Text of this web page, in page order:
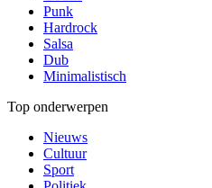
Punk
Hardrock
Salsa
Dub
Minimalistisch
Top onderwerpen
Nieuws
Cultuur
Sport